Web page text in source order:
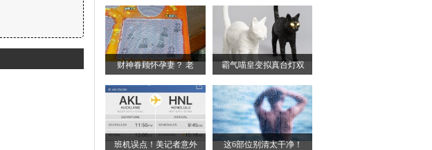
财神眷顾怀孕妻？ 老 霸气喵皇变拟真台灯双
班机误点！美记者意外 这6部位别清太干净！